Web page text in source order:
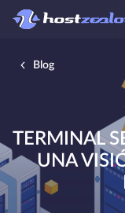
Blog
TERMINAL
UNA